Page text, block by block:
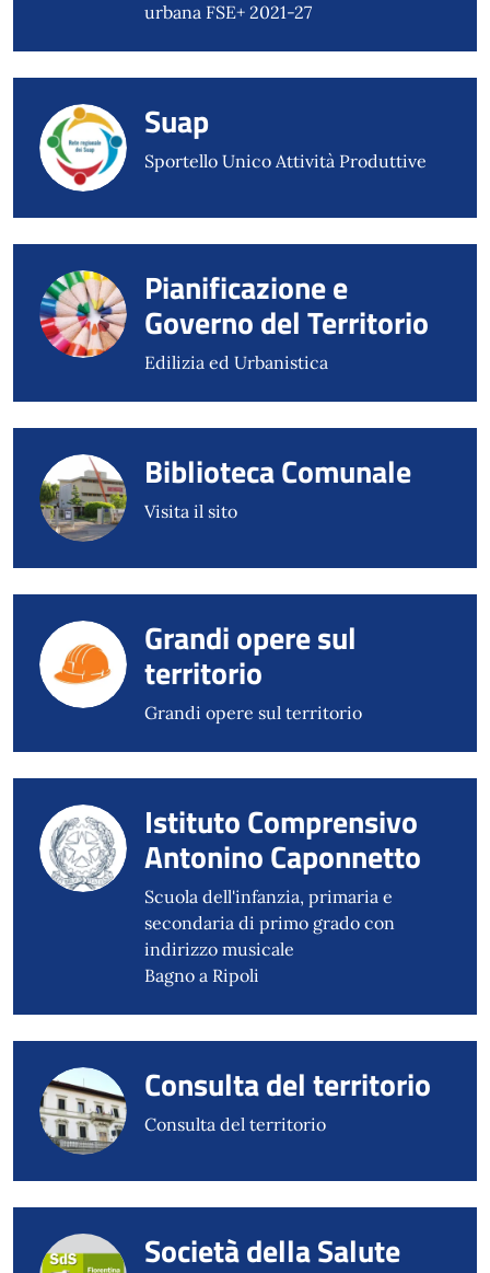
urbana FSE+ 2021-27
Suap
Sportello Unico Attività Produttive
Pianificazione e
Governo del Territorio
Edilizia ed Urbanistica
Biblioteca Comunale
Visita il sito
Grandi opere sul
territorio
Grandi opere sul territorio
Istituto Comprensivo
Antonino Caponnetto
Scuola dell'infanzia, primaria e
secondaria di primo grado con
indirizzo musicale
Bagno a Ripoli
Consulta del territorio
Consulta del territorio
Società della Salute